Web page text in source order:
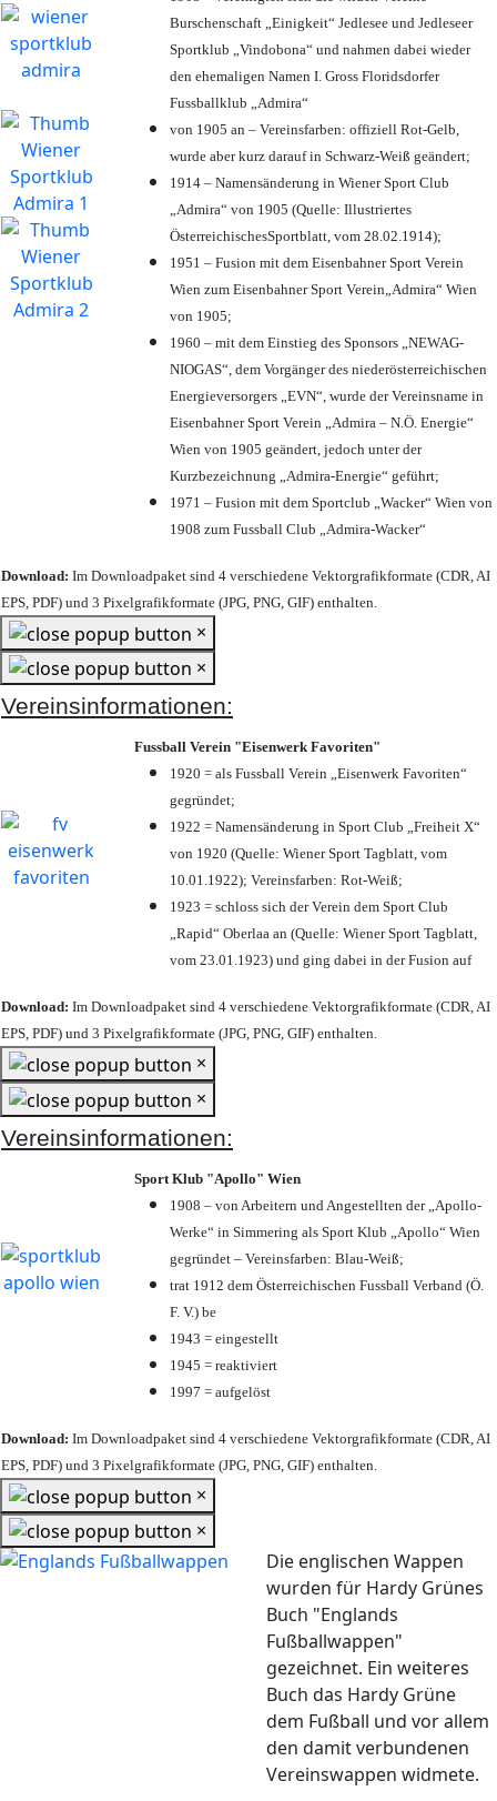
Burschenschaft „Einigkeit“ Jedlesee und Jedleseer
Sportklub „Vindobona“ und nahmen dabei wieder
den ehemaligen Namen I. Gross Floridsdorfer
Fussballklub „Admira“
von 1905 an – Vereinsfarben: offiziell Rot-Gelb,
wurde aber kurz darauf in Schwarz-Weiß geändert;
1914 – Namensänderung in Wiener Sport Club
„Admira“ von 1905 (Quelle: Illustriertes
ÖsterreichischesSportblatt, vom 28.02.1914);
1951 – Fusion mit dem Eisenbahner Sport Verein
Wien zum Eisenbahner Sport Verein„Admira“ Wien
von 1905;
1960 – mit dem Einstieg des Sponsors „NEWAG-
NIOGAS“, dem Vorgänger des niederösterreichischen
Energieversorgers „EVN“, wurde der Vereinsname in
Eisenbahner Sport Verein „Admira – N.Ö. Energie“
Wien von 1905 geändert, jedoch unter der
Kurzbezeichnung „Admira-Energie“ geführt;
1971 – Fusion mit dem Sportclub „Wacker“ Wien von
1908 zum Fussball Club „Admira-Wacker“
Download: Im Downloadpaket sind 4 verschiedene Vektorgrafikformate (CDR, AI
EPS, PDF) und 3 Pixelgrafikformate (JPG, PNG, GIF) enthalten.
×
×
Vereinsinformationen:
Fussball Verein "Eisenwerk Favoriten"
1920 = als Fussball Verein „Eisenwerk Favoriten“
gegründet;
1922 = Namensänderung in Sport Club „Freiheit X“
von 1920 (Quelle: Wiener Sport Tagblatt, vom
10.01.1922); Vereinsfarben: Rot-Weiß;
1923 = schloss sich der Verein dem Sport Club
„Rapid“ Oberlaa an (Quelle: Wiener Sport Tagblatt,
vom 23.01.1923) und ging dabei in der Fusion auf
Download: Im Downloadpaket sind 4 verschiedene Vektorgrafikformate (CDR, AI
EPS, PDF) und 3 Pixelgrafikformate (JPG, PNG, GIF) enthalten.
×
×
Vereinsinformationen:
Sport Klub "Apollo" Wien
1908 – von Arbeitern und Angestellten der „Apollo-
Werke“ in Simmering als Sport Klub „Apollo“ Wien
gegründet – Vereinsfarben: Blau-Weiß;
trat 1912 dem Österreichischen Fussball Verband (Ö.
F. V.) be
1943 = eingestellt
1945 = reaktiviert
1997 = aufgelöst
Download: Im Downloadpaket sind 4 verschiedene Vektorgrafikformate (CDR, AI
EPS, PDF) und 3 Pixelgrafikformate (JPG, PNG, GIF) enthalten.
×
×
Die englischen Wappen
wurden für Hardy Grünes
Buch "Englands
Fußballwappen"
gezeichnet. Ein weiteres
Buch das Hardy Grüne
dem Fußball und vor allem
den damit verbundenen
Vereinswappen widmete.